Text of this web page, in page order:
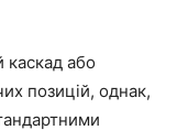
каскад або
позицій, однак,